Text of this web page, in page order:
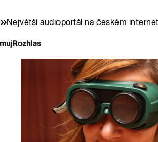
Největší audioportál na českém